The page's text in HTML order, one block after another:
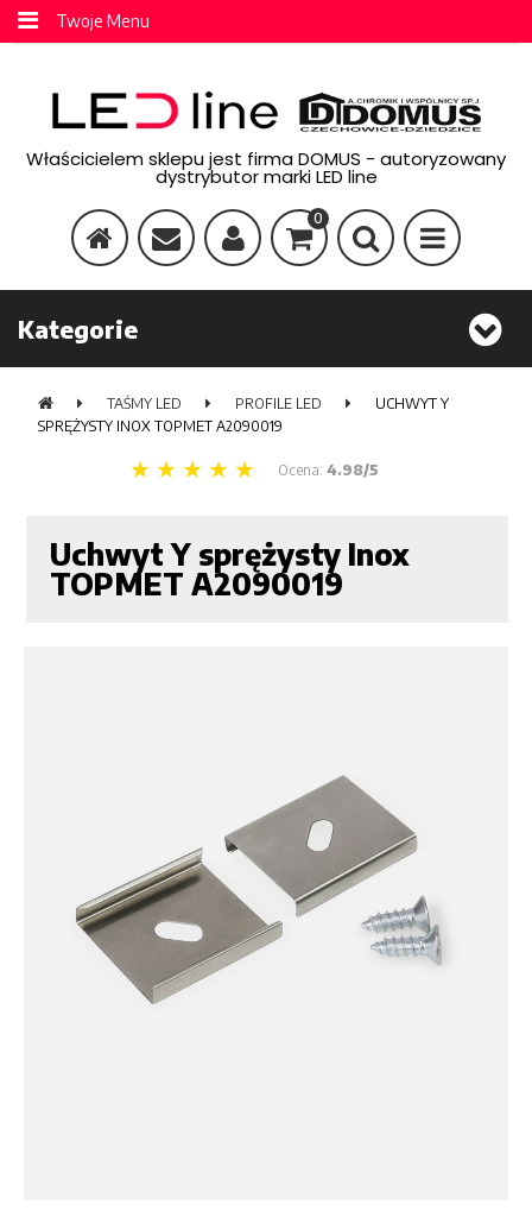
Twoje Menu
Właścicielem sklepu jest firma DOMUS - autoryzowany
dystrybutor marki LED line
0
Kategorie
TAŚMY LED PROFILE LED
UCHWYT Y
SPRĘŻYSTY INOX TOPMET A2090019
Ocena: 4.98/5
Uchwyt Y sprężysty Inox
TOPMET A2090019